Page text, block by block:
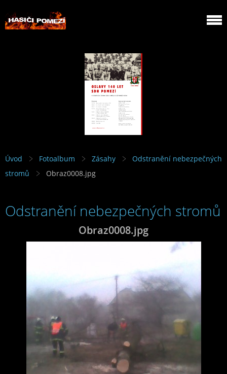
Úvod Fotoalbum Zásahy
Odstranění nebezpečných
stromů
Obraz0008.jpg
Odstranění nebezpečných stromů
Obraz0008.jpg